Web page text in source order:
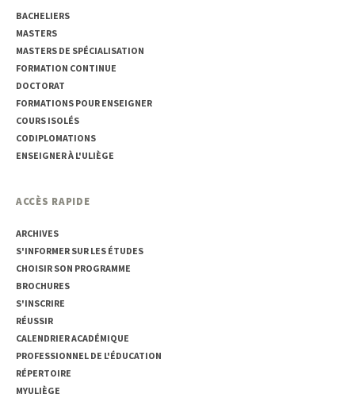
BACHELIERS
MASTERS
MASTERS DE SPÉCIALISATION
FORMATION CONTINUE
DOCTORAT
FORMATIONS POUR ENSEIGNER
COURS ISOLÉS
CODIPLOMATIONS
ENSEIGNER À L'ULIÈGE
ACCÈS RAPIDE
ARCHIVES
S'INFORMER SUR LES ÉTUDES
CHOISIR SON PROGRAMME
BROCHURES
S'INSCRIRE
RÉUSSIR
CALENDRIER ACADÉMIQUE
PROFESSIONNEL DE L'ÉDUCATION
RÉPERTOIRE
MYULIÈGE